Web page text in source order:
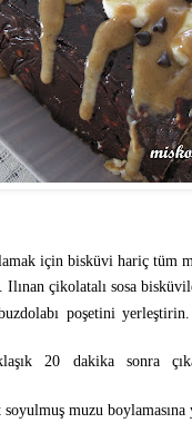
için bisküvi hariç tüm
Ilınan çikolatalı sosa
poşetini
20 dakika sonra
muzu boylamasına